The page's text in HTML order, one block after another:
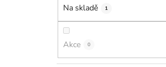
Na skladě 1
Akce 0